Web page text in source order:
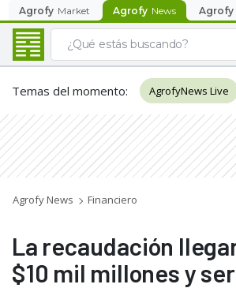
Agrofy Market Agrofy News Agrofy
Temas del momento: AgrofyNews Live
Agrofy News Financiero
La recaudación
$10 mil millones y